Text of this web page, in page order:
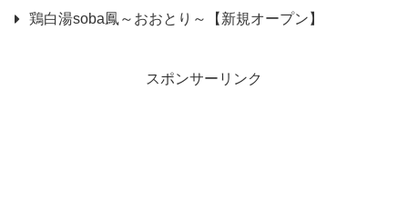
鶏白湯soba鳳～おおとり～【新規オープン】
スポンサーリンク